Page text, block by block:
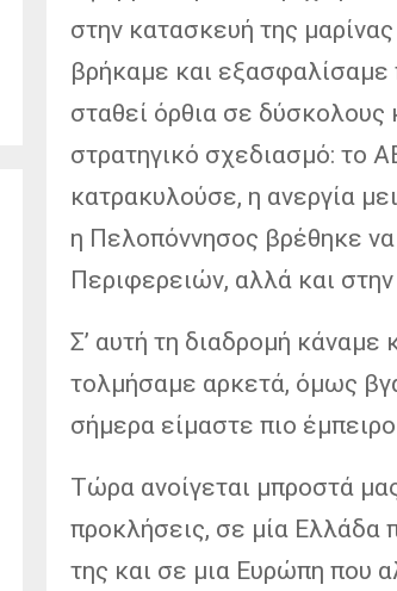
στην κατασκευή της
βρήκαμε και
σταθεί όρθια σε
στρατηγικό σχεδιασμό: το
κατρακυλούσε, η ανεργία
η Πελοπόννησος βρέθηκε
Περιφερειών, αλλά και
Σ’ αυτή τη διαδρομή
τολμήσαμε αρκετά, όμως
σήμερα είμαστε πιο
Τώρα ανοίγεται μπροστά
προκλήσεις, σε μία Ελλάδα
της και σε μια Ευρώπη που